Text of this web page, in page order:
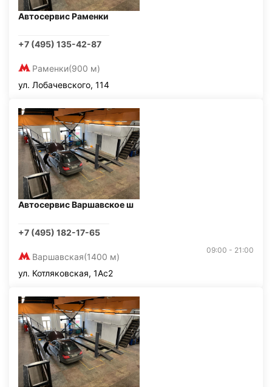
Автосервис Раменки
+7 (495) 135-42-87
Раменки(900 м)
ул. Лобачевского, 114
Автосервис Варшавское ш
+7 (495) 182-17-65
Варшавская(1400 м)
09:00 - 21:00
ул. Котляковская, 1Ас2